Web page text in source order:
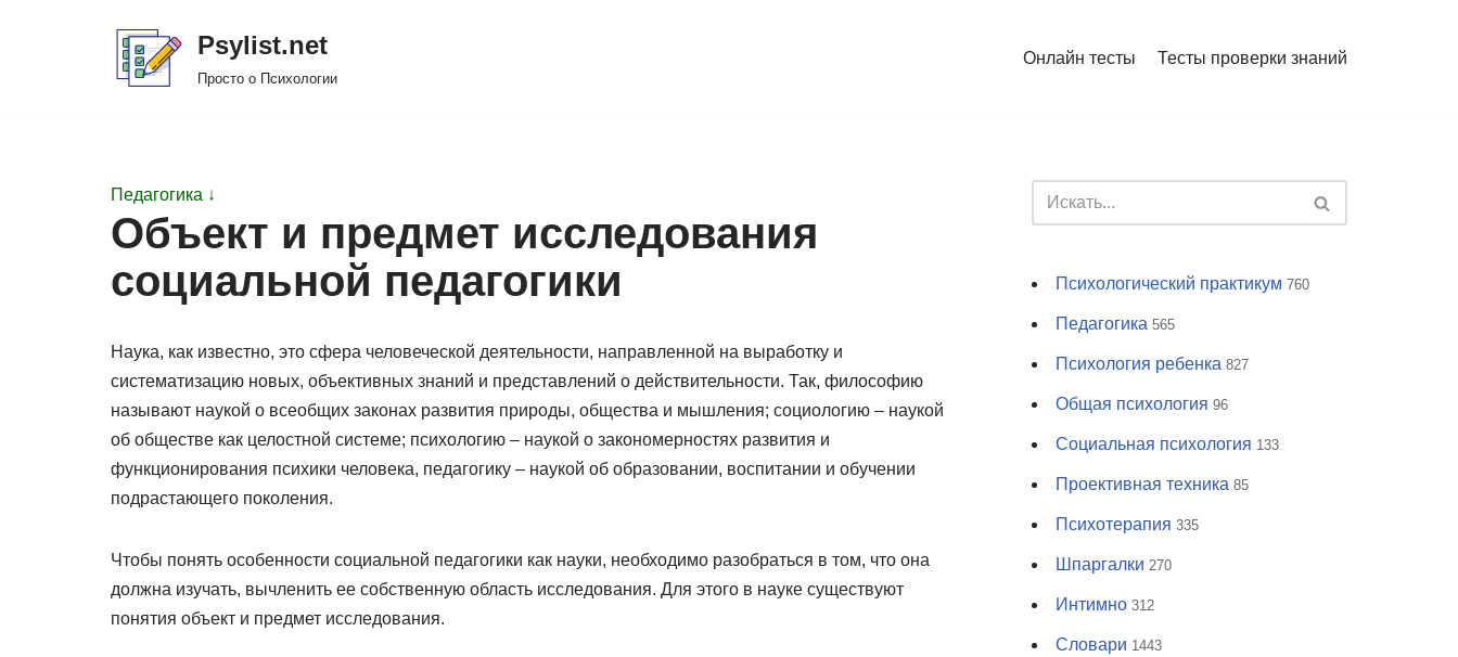
Psylist.net
Просто о Психологии
Онлайн тесты Тесты проверки знаний
Педагогика ↓
Объект и предмет исследования
социальной педагогики
Наука, как известно, это сфера человеческой деятельности, направленной на выработку и
систематизацию новых, объективных знаний и представлений о действительности. Так, философию
называют наукой о всеобщих законах развития природы, общества и мышления; социологию – наукой
об обществе как целостной системе; психологию – наукой о закономерностях развития и
функционирования психики человека, педагогику – наукой об образовании, воспитании и обучении
подрастающего поколения.
Чтобы понять особенности социальной педагогики как науки, необходимо разобраться в том, что она
должна изучать, вычленить ее собственную область исследования. Для этого в науке существуют
понятия объект и предмет исследования.
Психологический практикум 760
Педагогика 565
Психология ребенка 827
Общая психология 96
Социальная психология 133
Проективная техника 85
Психотерапия 335
Шпаргалки 270
Интимно 312
Словари 1443